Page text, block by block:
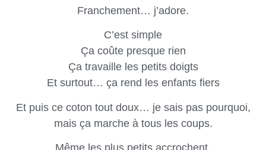
Franchement… j’adore.
C’est simple
Ça coûte presque rien
Ça travaille les petits doigts
Et surtout… ça rend les enfants fiers
Et puis ce coton tout doux… je sais pas pourquoi,
mais ça marche à tous les coups.